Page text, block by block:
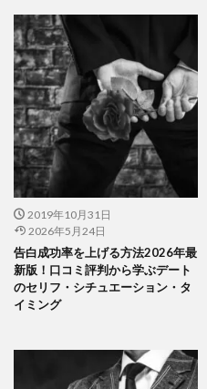
2019年10月31日
2026年5月24日
告白成功率を上げる方法2026年最
新版！口コミ評判から学ぶデート
のセリフ・シチュエーション・タ
イミング